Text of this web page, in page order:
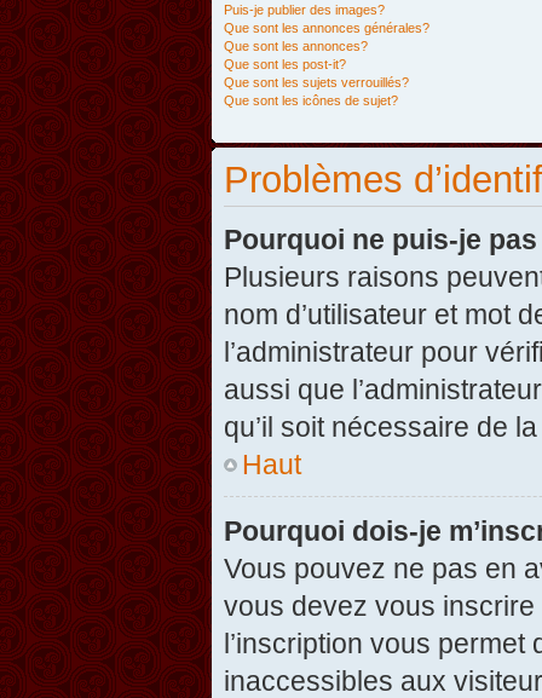
Puis-je publier des images?
Que sont les annonces générales?
Que sont les annonces?
Que sont les post-it?
Que sont les sujets verrouillés?
Que sont les icônes de sujet?
Problèmes
Pourquoi ne puis-je
Plusieurs raisons
nom d’utilisateur et mot
l’administrateur pour
aussi que
qu’il soit nécessaire de
Haut
Pourquoi dois-je
Vous pouvez ne pas en
vous devez vous
l’inscription vous
inaccessibles aux